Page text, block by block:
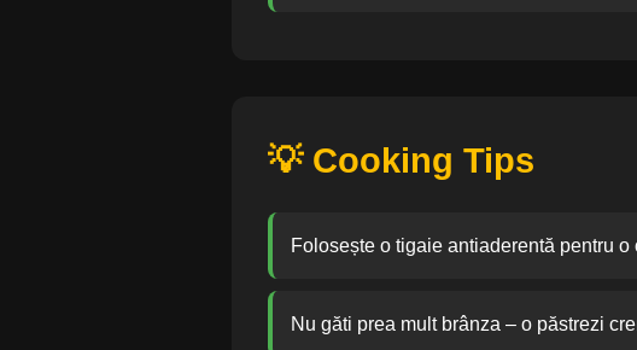
💡 Cooking Tips
Folosește o tigaie antiaderentă pentru
Nu găti prea mult brânza – o păstrezi